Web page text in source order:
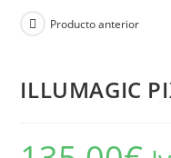
Producto anterior
ILLUMAGIC